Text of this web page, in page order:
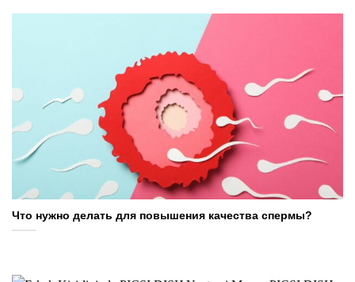
Что нужно делать для повышения качества спермы?